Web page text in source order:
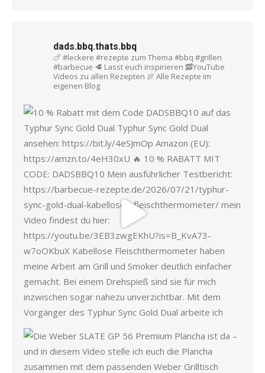
dads.bbq.thats.bbq
🍗 #leckere #rezepte zum Thema #bbq #grillen
#barbecue 🥩 Lasst euch inspirieren 🥓YouTube
Videos zu allen Rezepten 🍖 Alle Rezepte im
eigenen Blog